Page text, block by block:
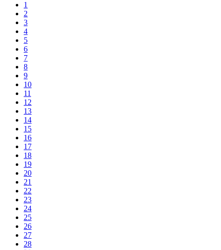
1
2
3
4
5
6
7
8
9
10
11
12
13
14
15
16
17
18
19
20
21
22
23
24
25
26
27
28